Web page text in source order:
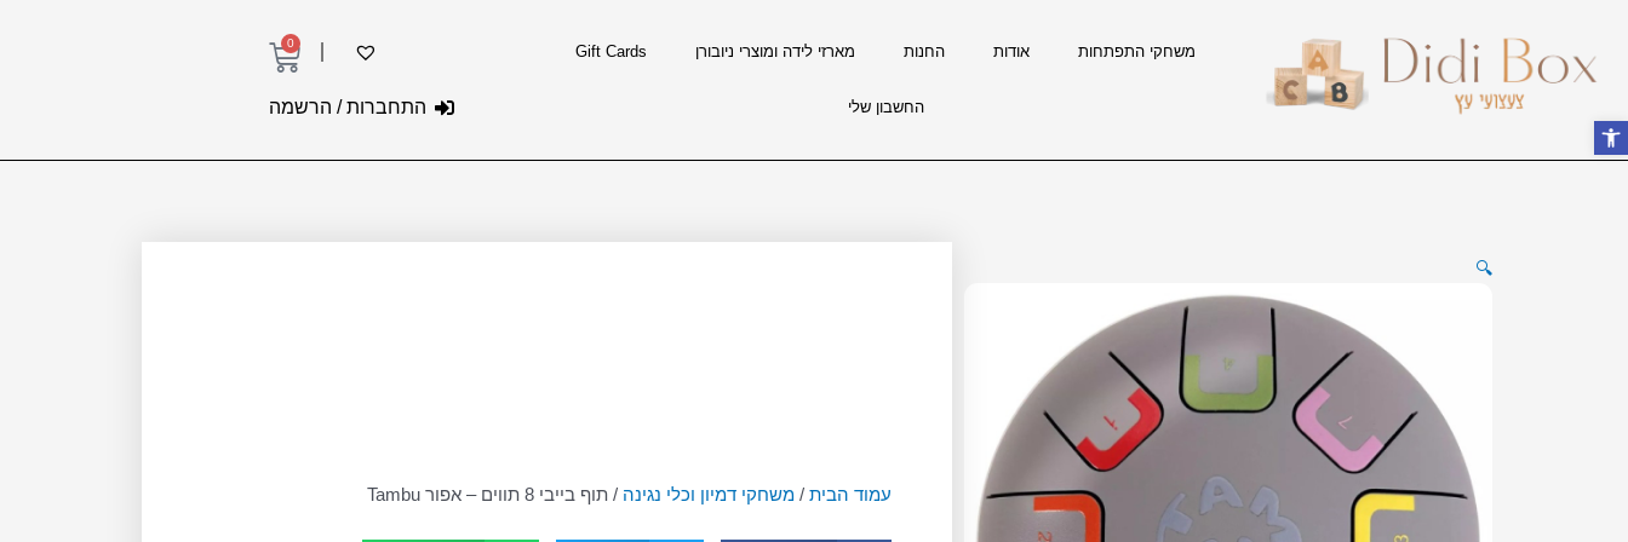
משחקי התפתחות אודות החנות מארזי לידה ומוצרי ניובורן Gift Cards
החשבון שלי התחברות / הרשמה
0
עגלת
🔍
עמוד הבית / משחקי דמיון וכלי נגינה / תוף בייבי 8 תווים – אפור Tambu
פתח סרגל נגישות